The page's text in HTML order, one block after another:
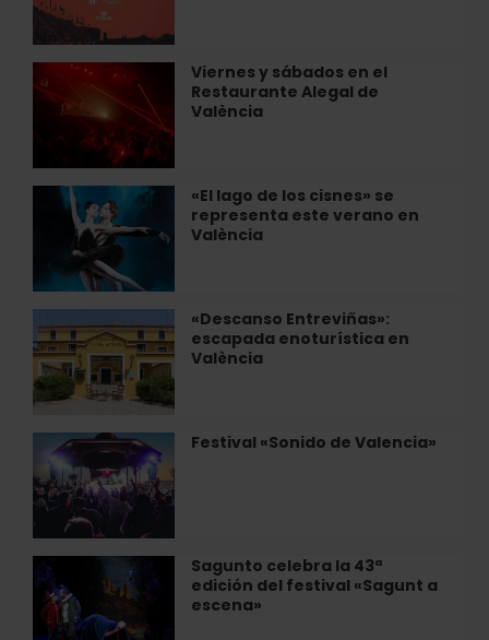
Naranja
2026
a
Mestalla
Viernes y sábados en el
Restaurante Alegal de
València
Viernes
y
sábados
en
el
Restaurante
Alegal
València
«El lago de los cisnes» se
representa este verano en
València
cisnes»
se
representa
este
verano
en
«Descanso Entreviñas»:
escapada enoturística en
València
«Descanso
Entreviñas»:
escapada
enoturística
en
València
Festival «Sonido de Valencia»
Festival
«Sonido
de
Valencia»
Sagunto celebra la 43ª
edición del festival «Sagunt a
escena»
Sagunto
celebra
la